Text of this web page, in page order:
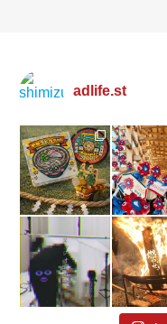
adlife.st